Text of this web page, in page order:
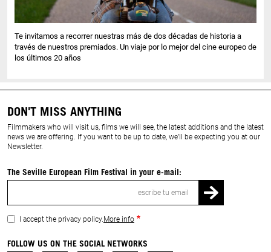
Te invitamos a recorrer nuestras más de dos décadas de historia a
través de nuestros premiados. Un viaje por lo mejor del cine europeo de
los últimos 20 años
DON'T MISS ANYTHING
Filmmakers who will visit us, films we will see, the latest additions and the latest
news we are offering. If you want to be up to date, we’ll be expecting you at our
Newsletter.
The Seville European Film Festival in your e-mail:
I accept the privacy policy. More info
FOLLOW US ON THE SOCIAL NETWORKS